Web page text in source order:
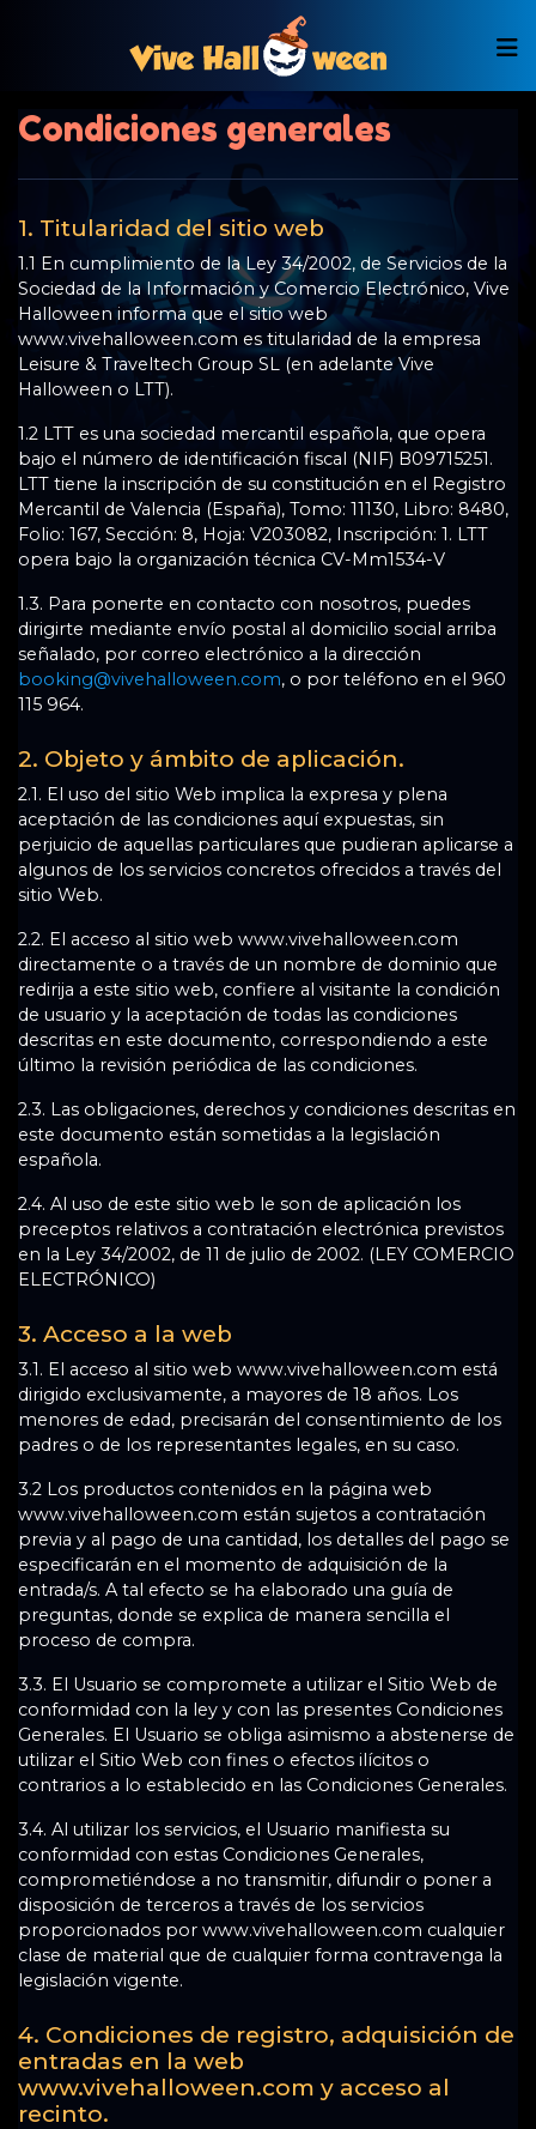
Condiciones generales
1. Titularidad del sitio web
1.1 En cumplimiento de la Ley 34/2002, de Servicios de la
Sociedad de la Información y Comercio Electrónico, Vive
Halloween informa que el sitio web
www.vivehalloween.com es titularidad de la empresa
Leisure & Traveltech Group SL (en adelante Vive
Halloween o LTT).
1.2 LTT es una sociedad mercantil española, que opera
bajo el número de identificación fiscal (NIF) B09715251.
LTT tiene la inscripción de su constitución en el Registro
Mercantil de Valencia (España), Tomo: 11130, Libro: 8480,
Folio: 167, Sección: 8, Hoja: V203082, Inscripción: 1. LTT
opera bajo la organización técnica CV-Mm1534-V
1.3. Para ponerte en contacto con nosotros, puedes
dirigirte mediante envío postal al domicilio social arriba
señalado, por correo electrónico a la dirección
booking@vivehalloween.com, o por teléfono en el 960
115 964.
2. Objeto y ámbito de aplicación.
2.1. El uso del sitio Web implica la expresa y plena
aceptación de las condiciones aquí expuestas, sin
perjuicio de aquellas particulares que pudieran aplicarse a
algunos de los servicios concretos ofrecidos a través del
sitio Web.
2.2. El acceso al sitio web www.vivehalloween.com
directamente o a través de un nombre de dominio que
redirija a este sitio web, confiere al visitante la condición
de usuario y la aceptación de todas las condiciones
descritas en este documento, correspondiendo a este
último la revisión periódica de las condiciones.
2.3. Las obligaciones, derechos y condiciones descritas en
este documento están sometidas a la legislación
española.
2.4. Al uso de este sitio web le son de aplicación los
preceptos relativos a contratación electrónica previstos
en la Ley 34/2002, de 11 de julio de 2002. (LEY COMERCIO
ELECTRÓNICO)
3. Acceso a la web
3.1. El acceso al sitio web www.vivehalloween.com está
dirigido exclusivamente, a mayores de 18 años. Los
menores de edad, precisarán del consentimiento de los
padres o de los representantes legales, en su caso.
3.2 Los productos contenidos en la página web
www.vivehalloween.com están sujetos a contratación
previa y al pago de una cantidad, los detalles del pago se
especificarán en el momento de adquisición de la
entrada/s. A tal efecto se ha elaborado una guía de
preguntas, donde se explica de manera sencilla el
proceso de compra.
3.3. El Usuario se compromete a utilizar el Sitio Web de
conformidad con la ley y con las presentes Condiciones
Generales. El Usuario se obliga asimismo a abstenerse de
utilizar el Sitio Web con fines o efectos ilícitos o
contrarios a lo establecido en las Condiciones Generales.
3.4. Al utilizar los servicios, el Usuario manifiesta su
conformidad con estas Condiciones Generales,
comprometiéndose a no transmitir, difundir o poner a
disposición de terceros a través de los servicios
proporcionados por www.vivehalloween.com cualquier
clase de material que de cualquier forma contravenga la
legislación vigente.
4. Condiciones de registro, adquisición de
entradas en la web
www.vivehalloween.com y acceso al
recinto.